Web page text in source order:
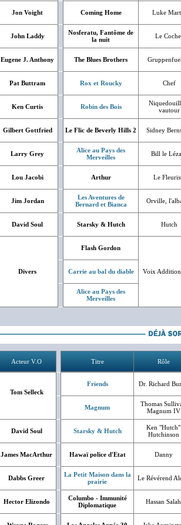
Jon Voight Coming Home Luke
John Laddy
Nosferatu, Fantôme de
la nuit
Le
Eugene J. Anthony The Blues Brothers
Pat Buttram Rox et Roucky Chef
Ken Curtis Robin des Bois
vautour
Gilbert Gottfried Le Flic de Beverly Hills 2 Sidney
Larry Grey
Alice au Pays des
Merveilles
Bill le
Lou Jacobi Arthur Le
Jim Jordan
Les Aventures de
Bernard et Bianca
Orville,
David Soul Starsky & Hutch Hutch
Divers
Flash Gordon
Voix
Carrie au bal du diable
Alice au Pays des
Merveilles
Acteur V.O Titre Rôle
Tom Selleck
Friends Dr. Richard
Magnum
Thomas
Magnum IV
David Soul Starsky & Hutch
Ken "Hutch"
Hutchinson
James MacArthur Hawaï police d'Etat Danny
Dabbs Greer
La Petit Maison dans la
prairie
Le Révérend
Hector Elizondo
Columbo - Immunité
Diplomatique
Hassan Salah